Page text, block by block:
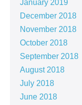
January 2019
December 2018
November 2018
October 2018
September 2018
August 2018
July 2018
June 2018